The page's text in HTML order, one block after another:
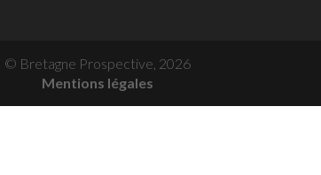
© Bretagne Prospective, 2026
Mentions légales